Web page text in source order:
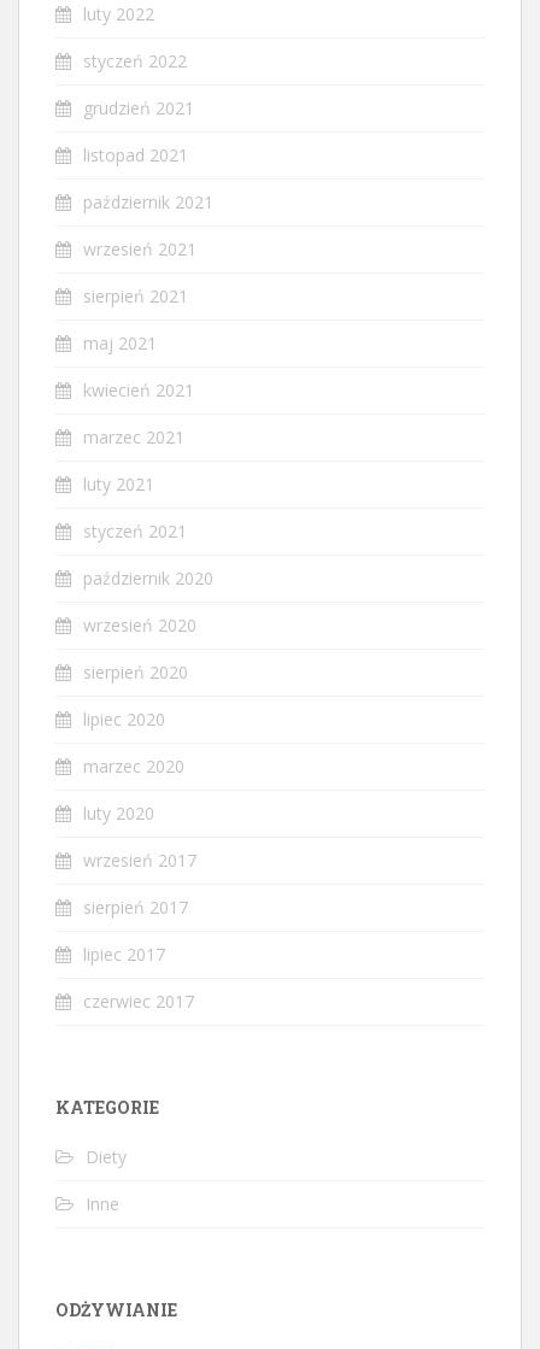
luty 2022
styczeń 2022
grudzień 2021
listopad 2021
październik 2021
wrzesień 2021
sierpień 2021
maj 2021
kwiecień 2021
marzec 2021
luty 2021
styczeń 2021
październik 2020
wrzesień 2020
sierpień 2020
lipiec 2020
marzec 2020
luty 2020
wrzesień 2017
sierpień 2017
lipiec 2017
czerwiec 2017
KATEGORIE
Diety
Inne
ODŻYWIANIE